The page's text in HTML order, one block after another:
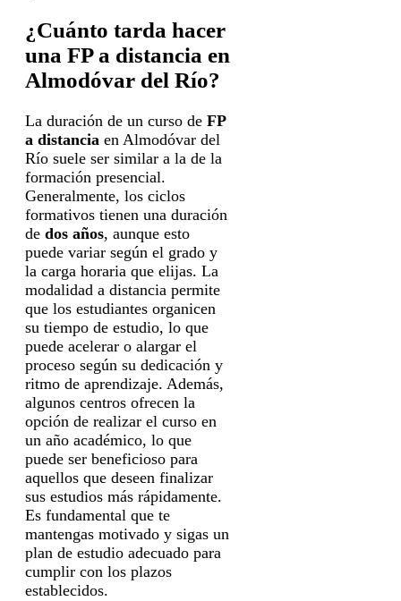
¿Cuánto tarda hacer
una FP a distancia en
Almodóvar del Río?
La duración de un curso de FP
a distancia en Almodóvar del
Río suele ser similar a la de la
formación presencial.
Generalmente, los ciclos
formativos tienen una duración
de dos años, aunque esto
puede variar según el grado y
la carga horaria que elijas. La
modalidad a distancia permite
que los estudiantes organicen
su tiempo de estudio, lo que
puede acelerar o alargar el
proceso según su dedicación y
ritmo de aprendizaje. Además,
algunos centros ofrecen la
opción de realizar el curso en
un año académico, lo que
puede ser beneficioso para
aquellos que deseen finalizar
sus estudios más rápidamente.
Es fundamental que te
mantengas motivado y sigas un
plan de estudio adecuado para
cumplir con los plazos
establecidos.